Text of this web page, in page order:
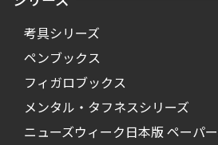
考具シリーズ
ペンブックス
フィガロブックス
メンタル・タフネスシリーズ
ニューズウィーク日本版 ペーパ